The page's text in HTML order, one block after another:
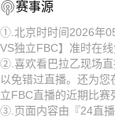
08-10 【乌
08-10 【白
08-10 【
08-10 【芬
08-10 【亚
08-10 【
赛事源
①.北京时时间2026年
VS独立FBC】准时在线
②.喜欢看巴拉乙现场直
以免错过直播。还为
立FBC直播的近期比赛
③.页面内容由『24直